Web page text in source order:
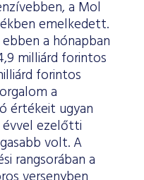
a Mol
emelkedett.
a hónapban
milliárd forintos
forintos
a
értékeit ugyan
évvel ezelőtti
volt. A
rangsorában a